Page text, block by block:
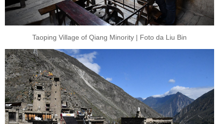
Taoping Village of Qiang Minority | Foto da Liu Bin